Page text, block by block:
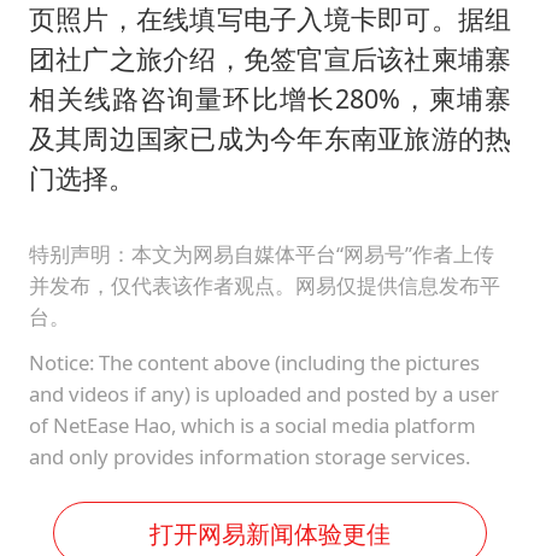
页照片，在线填写电子入境卡即可。据组
团社广之旅介绍，免签官宣后该社柬埔寨
相关线路咨询量环比增长280%，柬埔寨
及其周边国家已成为今年东南亚旅游的热
门选择。
特别声明：本文为网易自媒体平台“网易号”作者上传
并发布，仅代表该作者观点。网易仅提供信息发布平
台。
Notice: The content above (including the pictures
and videos if any) is uploaded and posted by a user
of NetEase Hao, which is a social media platform
and only provides information storage services.
打开网易新闻体验更佳